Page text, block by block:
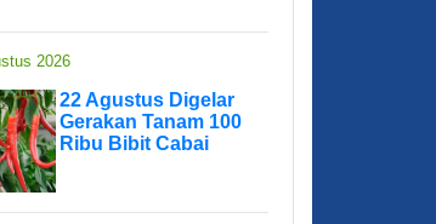
2026
22 Agustus Digelar
Gerakan Tanam 100
Ribu Bibit Cabai